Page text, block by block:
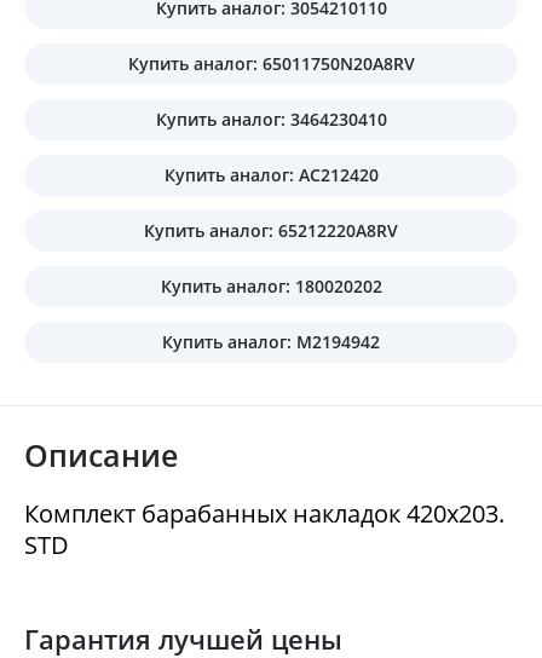
Купить аналог: 3054210110
Купить аналог: 65011750N20A8RV
Купить аналог: 3464230410
Купить аналог: AC212420
Купить аналог: 65212220A8RV
Купить аналог: 180020202
Купить аналог: M2194942
Описание
Комплект барабанных накладок 420x203.
STD
Гарантия лучшей цены